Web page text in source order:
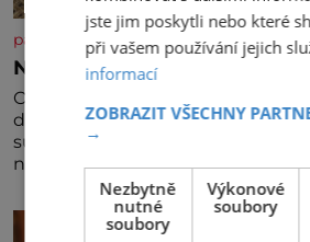
panidomu.cz
Nezapomínejte na petržel
Obsahuje totiž spoustu zdraví
dokonce je považována za
superpotravinu. Zázrak plný
najdete vitaminy B1, B2, B3, B6,
E a velké množství vitamínu C
dokonce třikrát více než
ale je ho desetkrát méně), a
jste jim poskytli nebo které
při vašem používání jejich
informací
ZOBRAZIT VŠECHNY
→
Nezbytně
nutné
soubory
Výkonové
soubory